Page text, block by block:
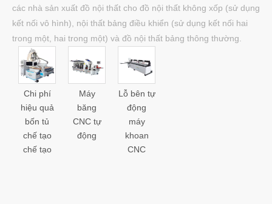
các nhà sản xuất đồ nội thất cho đồ nội thất không xốp (sử dụng
kết nối vô hình), nội thất bảng điều khiển (sử dụng kết nối hai
trong một, hai trong một) và đồ nội thất bảng thông thường.
Chi phí
hiệu quả
bốn tủ
chế tạo
chế tạo
Máy
băng
CNC tự
động
Lỗ bên tự
động
máy
khoan
CNC